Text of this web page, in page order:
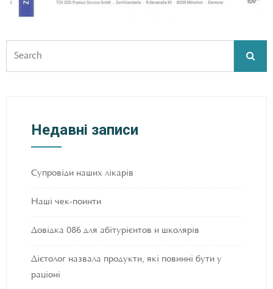
Недавні записи
Супровіди наших лікарів
Наші чек-поинти
Довідка 086 для абітурієнтов и школярів
Дієтолог назвала продукти, які повинні бути у
раціоні